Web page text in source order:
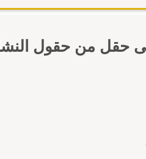
حقل من حقول